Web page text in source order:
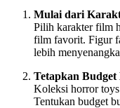
Mulai dari
Pilih karakter film
film favorit. Figur
lebih
Tetapkan Budget
Koleksi horror toys
Tentukan budget